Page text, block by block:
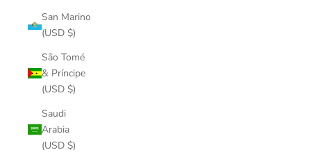
San Marino
(USD $)
São Tomé
& Príncipe
(USD $)
Saudi
Arabia
(USD $)